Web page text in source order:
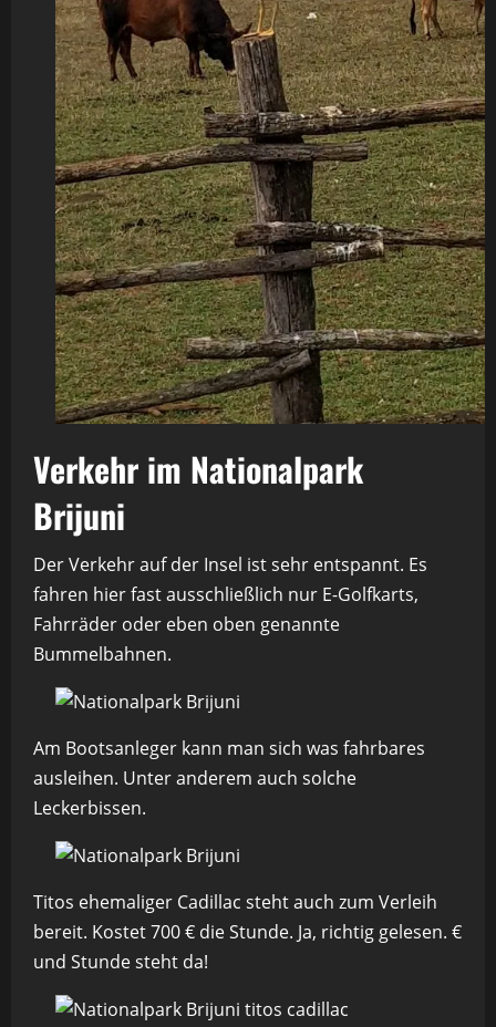
Verkehr im Nationalpark
Brijuni
Der Verkehr auf der Insel ist sehr entspannt. Es
fahren hier fast ausschließlich nur E-Golfkarts,
Fahrräder oder eben oben genannte
Bummelbahnen.
Am Bootsanleger kann man sich was fahrbares
ausleihen. Unter anderem auch solche
Leckerbissen.
Titos ehemaliger Cadillac steht auch zum Verleih
bereit. Kostet 700 € die Stunde. Ja, richtig gelesen. €
und Stunde steht da!